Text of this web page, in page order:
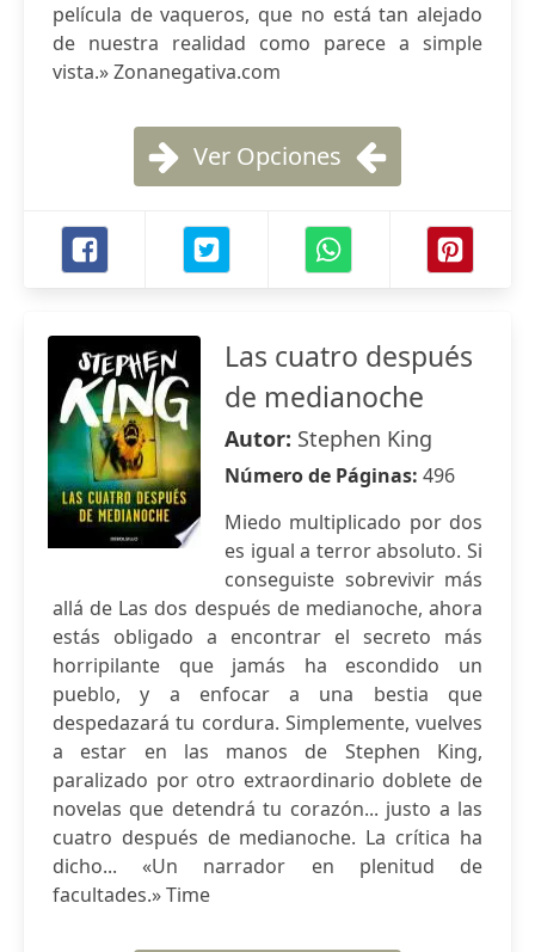
película de vaqueros, que no está tan alejado
de nuestra realidad como parece a simple
vista.» Zonanegativa.com
Ver Opciones
Las cuatro después
de medianoche
Autor: Stephen King
Número de Páginas: 496
Miedo multiplicado por dos
es igual a terror absoluto. Si
conseguiste sobrevivir más
allá de Las dos después de medianoche, ahora
estás obligado a encontrar el secreto más
horripilante que jamás ha escondido un
pueblo, y a enfocar a una bestia que
despedazará tu cordura. Simplemente, vuelves
a estar en las manos de Stephen King,
paralizado por otro extraordinario doblete de
novelas que detendrá tu corazón... justo a las
cuatro después de medianoche. La crítica ha
dicho... «Un narrador en plenitud de
facultades.» Time